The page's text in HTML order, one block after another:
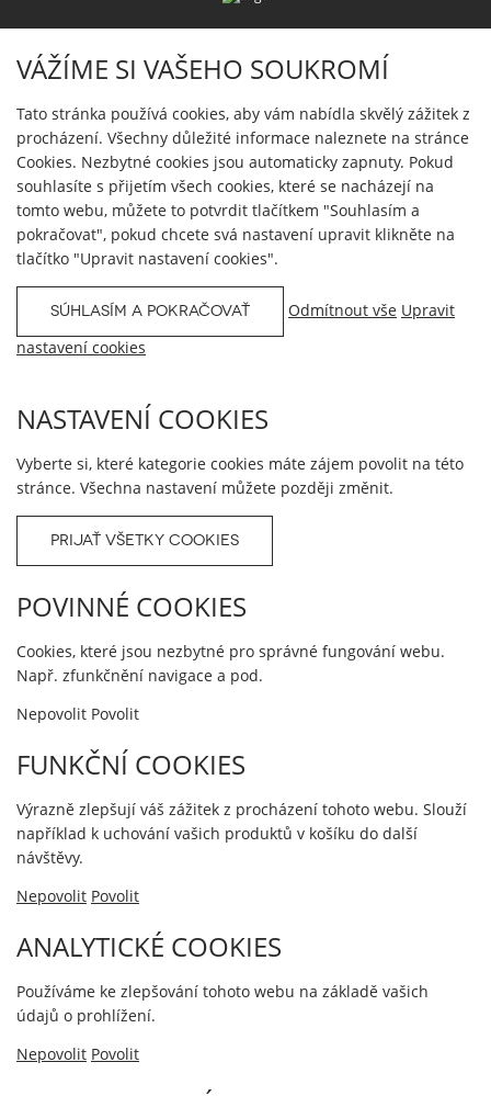
VÁŽÍME SI VAŠEHO SOUKROMÍ
Tato stránka používá cookies, aby vám nabídla skvělý zážitek z
procházení. Všechny důležité informace naleznete na stránce
Cookies. Nezbytné cookies jsou automaticky zapnuty. Pokud
souhlasíte s přijetím všech cookies, které se nacházejí na
tomto webu, můžete to potvrdit tlačítkem "Souhlasím a
pokračovat", pokud chcete svá nastavení upravit klikněte na
tlačítko "Upravit nastavení cookies".
SÚHLASÍM A POKRAČOVAŤ Odmítnout vše Upravit
nastavení cookies
NASTAVENÍ COOKIES
Vyberte si, které kategorie cookies máte zájem povolit na této
stránce. Všechna nastavení můžete později změnit.
PRIJAŤ VŠETKY COOKIES
POVINNÉ COOKIES
Cookies, které jsou nezbytné pro správné fungování webu.
Např. zfunkčnění navigace a pod.
Nepovolit Povolit
FUNKČNÍ COOKIES
Výrazně zlepšují váš zážitek z procházení tohoto webu. Slouží
například k uchování vašich produktů v košíku do další
návštěvy.
Nepovolit Povolit
ANALYTICKÉ COOKIES
Používáme ke zlepšování tohoto webu na základě vašich
údajů o prohlížení.
Nepovolit Povolit